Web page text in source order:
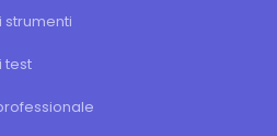
strumenti
test